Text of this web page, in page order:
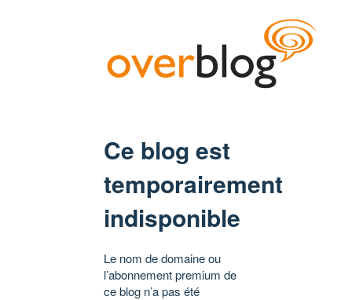
Ce blog est
temporairement
indisponible
Le nom de domaine ou
l’abonnement premium de
ce blog n’a pas été